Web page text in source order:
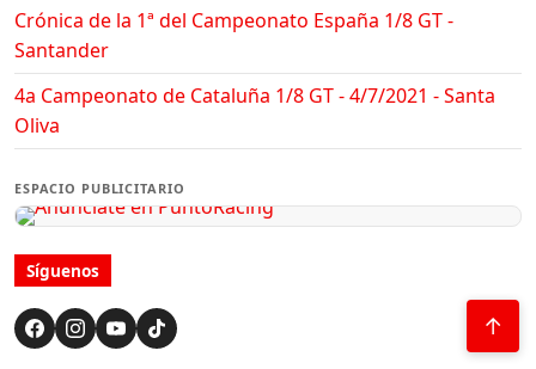
Crónica de la 1ª del Campeonato España 1/8 GT -
Santander
4a Campeonato de Cataluña 1/8 GT - 4/7/2021 - Santa
Oliva
ESPACIO PUBLICITARIO
Síguenos
↑